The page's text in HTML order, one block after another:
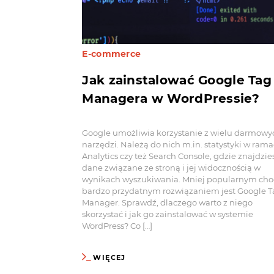
E-commerce
Jak zainstalować Google Tag
Managera w WordPressie?
Google umożliwia korzystanie z wielu
narzędzi. Należą do nich m.in. statystyki w
Analytics czy też Search Console, gdzie
dane związane ze stroną i jej widocznością w
wynikach wyszukiwania. Mniej popularnym
bardzo przydatnym rozwiązaniem jest Google
Manager. Sprawdź, dlaczego warto z niego
skorzystać i jak go zainstalować w systemie
WordPress? Co […]
WIĘCEJ